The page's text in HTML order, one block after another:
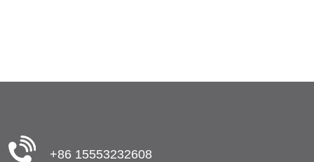
+86 15553232608